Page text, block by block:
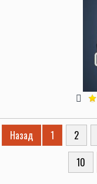
Назад 1 2
10